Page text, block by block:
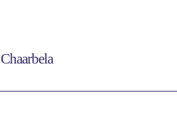
Chaarbela